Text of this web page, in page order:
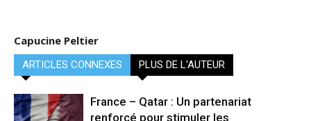
Capucine Peltier
ARTICLES CONNEXES PLUS DE L'AUTEUR
France – Qatar : Un partenariat
renforcé pour stimuler les